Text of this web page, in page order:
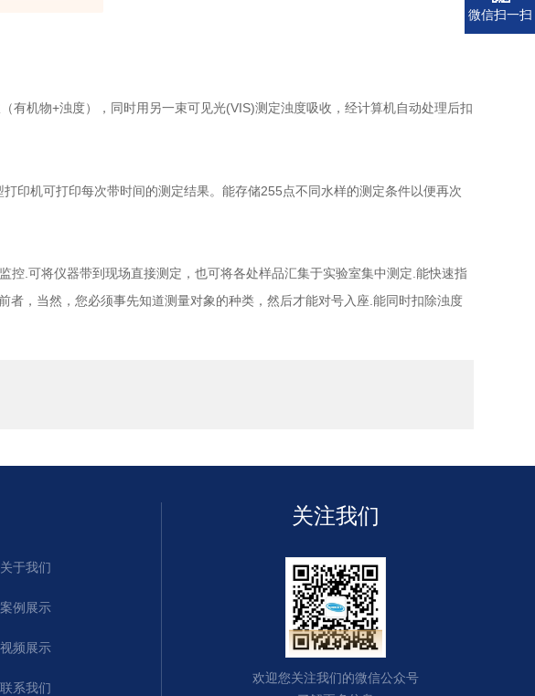
机物+浊度），同时用另一束可见光(VIS)测定浊度吸收，经计算机自动处理后扣
印机可打印每次带时间的测定结果。能存储255点不同水样的测定条件以便再次
.可将仪器带到现场直接测定，也可将各处样品汇集于实验室集中测定.能快速指
，当然，您必须事先知道测量对象的种类，然后才能对号入座.能同时扣除浊度
关于我们
案例展示
视频展示
联系我们
关注我们
欢迎您关注我们的微信公众号
微信扫一扫